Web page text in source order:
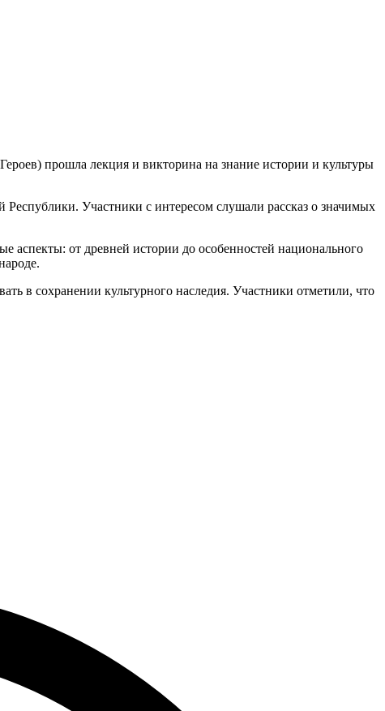
прошла лекция и викторина на знание истории и культуры
Участники с интересом слушали рассказ о значимых
аспекты: от древней истории до особенностей национального
в сохранении культурного наследия. Участники отметили, что